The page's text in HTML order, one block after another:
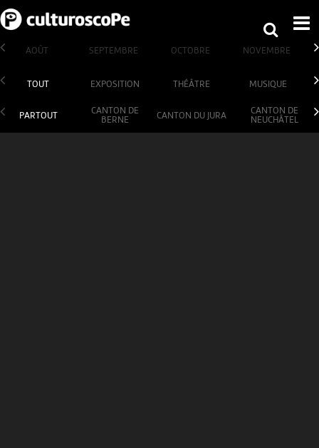
AOÛT SEPTEMBRE OCTOBRE NOVEMBRE
TOUT EXPOSITION THÉÂTRE MUSIQUE
PARTOUT
CANTON DE
BERNE
CANTON DU JURA
CANTON DE
NEUCHÂTEL